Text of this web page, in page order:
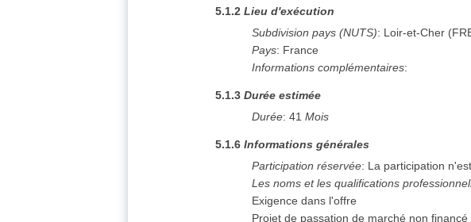
5.1.2Lieu d'exécution
Subdivision pays (NUTS): Loir-et-Cher (
Pays: France
Informations complémentaires:
5.1.3Durée estimée
Durée:41 Mois
5.1.6Informations générales
Participation réservée: La participation
Les noms et les qualifications
Exigence dans l'offre
Projet de passation de marché non